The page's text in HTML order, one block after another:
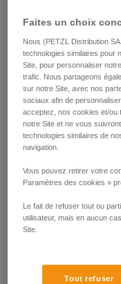
Faites un choix
Nous (PETZL Distribution
technologies similaires pour
Site, pour personnaliser
trafic. Nous partageons
sur notre Site, avec nos
sociaux afin de
acceptez, nos cookies et/ou
notre Site et ne vous
technologies similaires de
navigation.
Vous pouvez retirer votre
Paramètres des cookies »
Le fait de refuser tout ou
utilisateur, mais en aucun
Site.
Tout refuser